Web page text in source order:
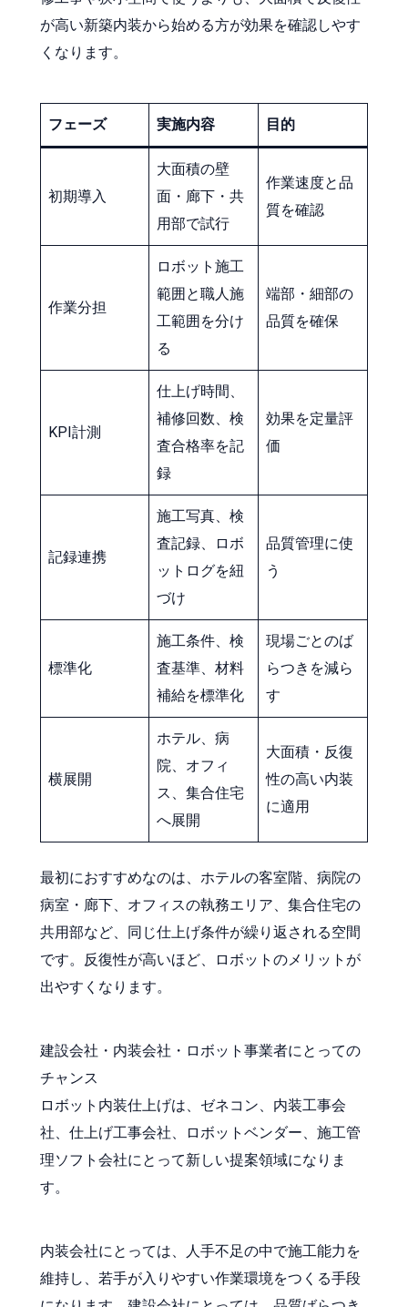
が高い新築内装から始める方が効果を確認しやす
くなります。
フェーズ 実施内容 目的
初期導入
大面積の壁
面・廊下・共
用部で試行
作業速度と品
質を確認
作業分担
ロボット施工
範囲と職人施
工範囲を分け
る
端部・細部の
品質を確保
KPI計測
仕上げ時間、
補修回数、検
査合格率を記
録
効果を定量評
価
記録連携
施工写真、検
査記録、ロボ
ットログを紐
づけ
品質管理に使
う
標準化
施工条件、検
査基準、材料
補給を標準化
現場ごとのば
らつきを減ら
す
横展開
ホテル、病
院、オフィ
ス、集合住宅
へ展開
大面積・反復
性の高い内装
に適用
最初におすすめなのは、ホテルの客室階、病院の
病室・廊下、オフィスの執務エリア、集合住宅の
共用部など、同じ仕上げ条件が繰り返される空間
です。反復性が高いほど、ロボットのメリットが
出やすくなります。
建設会社・内装会社・ロボット事業者にとっての
チャンス
ロボット内装仕上げは、ゼネコン、内装工事会
社、仕上げ工事会社、ロボットベンダー、施工管
理ソフト会社にとって新しい提案領域になりま
す。
内装会社にとっては、人手不足の中で施工能力を
維持し、若手が入りやすい作業環境をつくる手段